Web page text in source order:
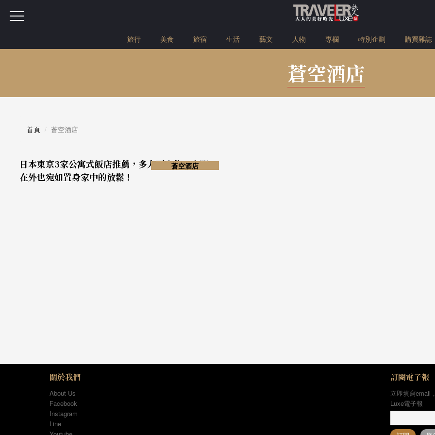
旅行 美食 旅宿 生活 藝文 人物 專欄 特別企劃 購買雜誌
蒼空酒店
首頁 蒼空酒店
日本東京3家公寓式飯店推薦，多人可入住，出門
在外也宛如置身家中的放鬆！
蒼空酒店
關於我們
About Us
Facebook
Instagram
Line
訂閱電子報
立即填寫email
Luxe電子報